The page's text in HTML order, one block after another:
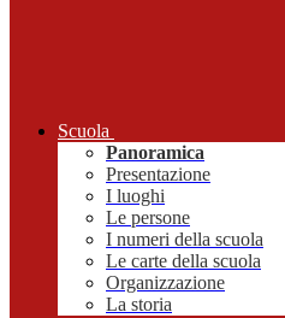
Scuola
Panoramica
Presentazione
I luoghi
Le persone
I numeri della scuola
Le carte della scuola
Organizzazione
La storia